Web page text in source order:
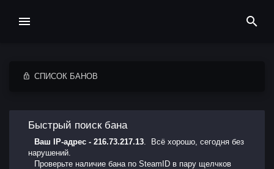
СПИСОК БАНОВ
Быстрый поиск бана
Ваш IP-адрес - 216.73.217.13. Всё хорошо, сегодня без
нарушений.
Проверьте наличие бана по SteamID в пару щелчков